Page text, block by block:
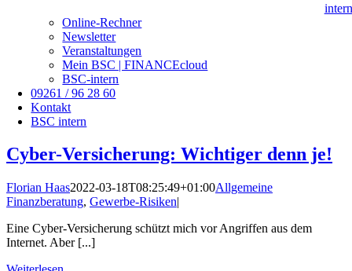
intern
Online-Rechner
Newsletter
Veranstaltungen
Mein BSC | FINANCEcloud
BSC-intern
09261 / 96 28 60
Kontakt
BSC intern
Cyber-Versicherung: Wichtiger denn je!
Florian Haas2022-03-18T08:25:49+01:00Allgemeine
Finanzberatung, Gewerbe-Risiken|
Eine Cyber-Versicherung schützt mich vor Angriffen aus dem
Internet. Aber [...]